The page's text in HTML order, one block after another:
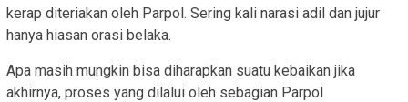
kerap diteriakan oleh Parpol. Sering kali narasi adil dan jujur
hanya hiasan orasi belaka.
Apa masih mungkin bisa diharapkan suatu kebaikan jika
akhirnya, proses yang dilalui oleh sebagian Parpol